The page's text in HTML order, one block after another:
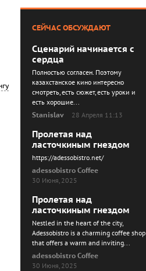
СЕЙЧАС ОБСУЖДАЮТ
Сценарий начинается с
сердца
Полностью согласен. Поэтому
казахстанское кино интересно
смотреть, есть сюжет, есть уроки и
есть хорошие...
Stanislav
28 Апреля 11:13
Пролетая над
ласточкиным гнездом
https://adessobistro.net/
adessobistro Coffee
30 Июня, 2025
Пролетая над
ласточкиным гнездом
Nestled in the heart of the city,
Adessobistro is a charming coffee shop
that offers a warm and inviting...
adessobistro Coffee
30 Июня, 2025